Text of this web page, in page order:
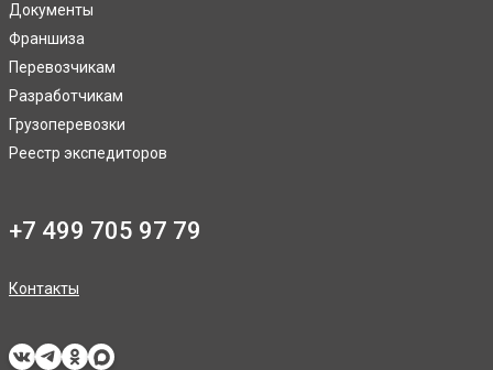
Документы
Франшиза
Перевозчикам
Разработчикам
Грузоперевозки
Реестр экспедиторов
+7 499 705 97 79
Контакты